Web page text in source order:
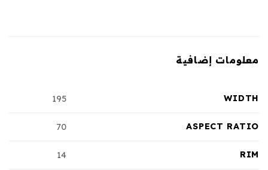
معلومات إضافية
WIDTH
195
ASPECT RATIO
70
RIM
14